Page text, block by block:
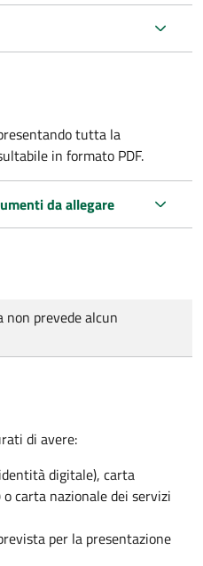
tutta la
in formato PDF.
da allegare
non prevede alcun
di avere:
digitale), carta
carta nazionale dei servizi
per la presentazione